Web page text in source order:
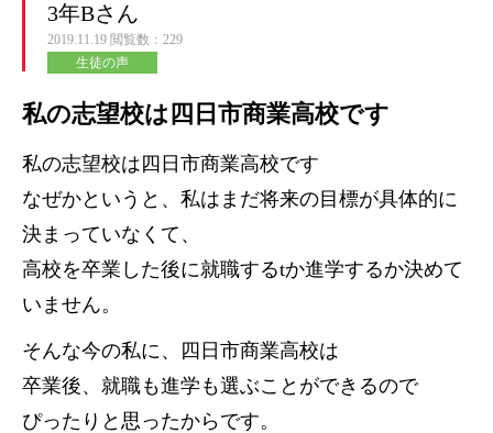
3年Bさん
2019.11.19 閲覧数：229
生徒の声
私の志望校は四日市商業高校です
私の志望校は四日市商業高校です
なぜかというと、私はまだ将来の目標が具体的に
決まっていなくて、
高校を卒業した後に就職するtか進学するか決めて
いません。
そんな今の私に、四日市商業高校は
卒業後、就職も進学も選ぶことができるので
ぴったりと思ったからです。